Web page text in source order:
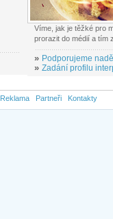
Víme, jak je těžké pro
prorazit do médií a tím
» Podporujeme
» Zadání profilu
Reklama Partneři Kontakty